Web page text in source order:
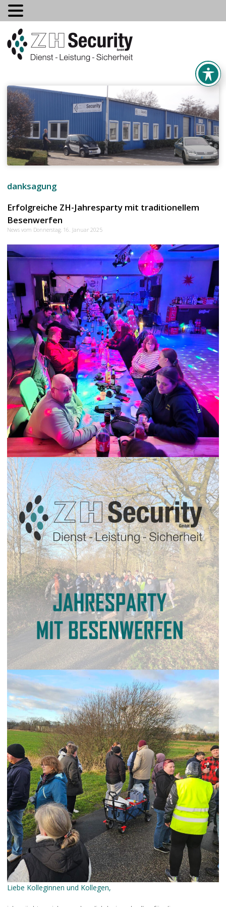
danksagung
Erfolgreiche ZH-Jahresparty mit traditionellem
Besenwerfen
News vom Donnerstag, 16. Januar 2025
Liebe Kolleginnen und Kollegen,